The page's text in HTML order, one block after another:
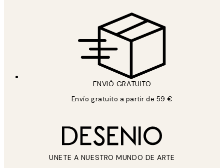
ENVIÓ GRATUITO
Envío gratuito a partir de 59 €
UNETE A NUESTRO MUNDO DE ARTE